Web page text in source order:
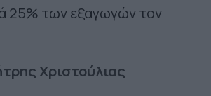
25% των εξαγωγών τον
Χριστούλιας